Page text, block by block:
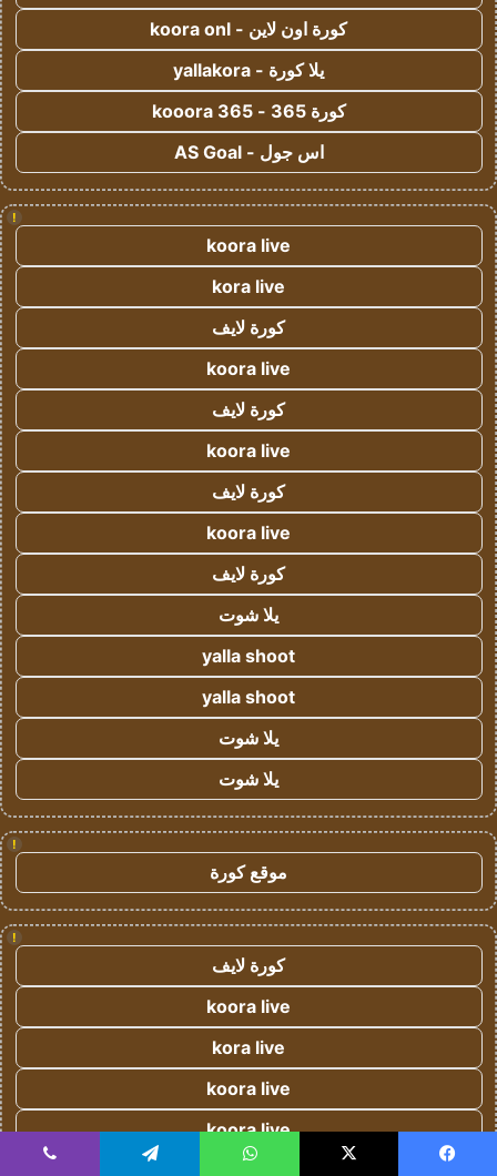
كورة اون لاين - koora onl
يلا كورة - yallakora
كورة 365 - kooora 365
اس جول - AS Goal
!
koora live
kora live
كورة لايف
koora live
كورة لايف
koora live
كورة لايف
koora live
كورة لايف
يلا شوت
yalla shoot
yalla shoot
يلا شوت
يلا شوت
!
موقع كورة
!
كورة لايف
koora live
kora live
koora live
koora live